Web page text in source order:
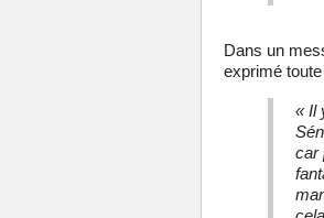
Dans un
exprimé
« Il
car